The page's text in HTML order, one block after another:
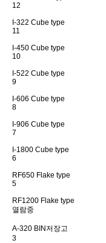
12
I-322 Cube type
11
I-450 Cube type
10
I-522 Cube type
9
I-606 Cube type
8
I-906 Cube type
7
I-1800 Cube type
6
RF650 Flake type
5
RF1200 Flake type
열람중
A-320 BIN저장고
3